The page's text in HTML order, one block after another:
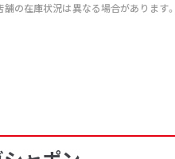
の在庫状況は異なる場合があります